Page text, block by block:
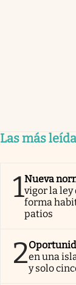
Las más
1Nueva
vigor la ley
forma
patios
2en una
y solo